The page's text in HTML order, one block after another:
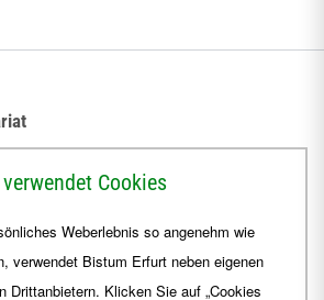
Erfurt.de
Cookies
Weberlebnis so angenehm wie
verwendet Bistum Erfurt neben eigenen
Drittanbietern. Klicken Sie auf „Cookies